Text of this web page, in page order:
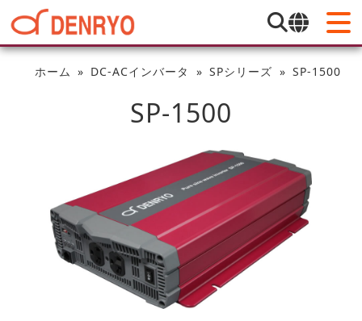
ホーム DC-ACインバータ SPシリーズ SP-1500
SP-1500